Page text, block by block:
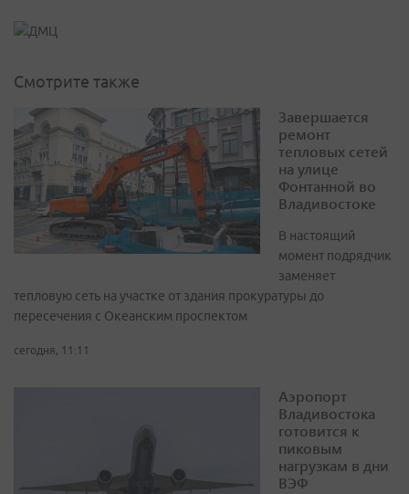
Смотрите также
Завершается
ремонт
тепловых сетей
на улице
Фонтанной во
Владивостоке
В настоящий
момент подрядчик
заменяет
тепловую сеть на участке от здания прокуратуры до
пересечения с Океанским проспектом
сегодня, 11:11
Аэропорт
Владивостока
готовится к
пиковым
нагрузкам в дни
ВЭФ